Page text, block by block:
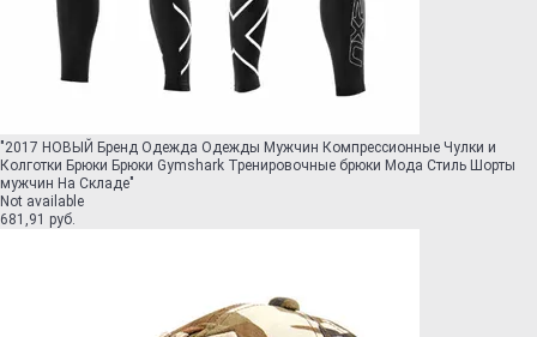
"2017 НОВЫЙ Бренд Одежда Одежды Мужчин Компрессионные Чулки и
Колготки Брюки Брюки Gymshark Тренировочные брюки Мода Стиль Шорты
мужчин На Складе"
Not available
681,91 руб.